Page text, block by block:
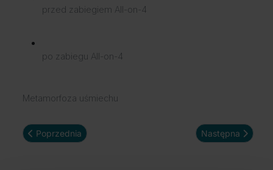
przed zabiegiem All-on-4
po zabiegu All-on-4
Metamorfoza uśmiechu
Poprzednia strona: Nowy Uśmiech w 1 dzień
Poprzednia Następna strona:
Następna